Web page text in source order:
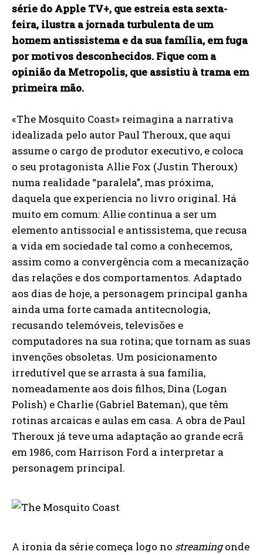
série do Apple TV+, que estreia esta sexta-
feira, ilustra a jornada turbulenta de um
homem antissistema e da sua família, em fuga
por motivos desconhecidos. Fique com a
opinião da Metropolis, que assistiu à trama em
primeira mão.
«The Mosquito Coast» reimagina a narrativa
idealizada pelo autor Paul Theroux, que aqui
assume o cargo de produtor executivo, e coloca
o seu protagonista Allie Fox (Justin Theroux)
numa realidade “paralela”, mas próxima,
daquela que experiencia no livro original. Há
muito em comum: Allie continua a ser um
elemento antissocial e antissistema, que recusa
a vida em sociedade tal como a conhecemos,
assim como a convergência com a mecanização
das relações e dos comportamentos. Adaptado
aos dias de hoje, a personagem principal ganha
ainda uma forte camada antitecnologia,
recusando telemóveis, televisões e
computadores na sua rotina; que tornam as suas
invenções obsoletas. Um posicionamento
irredutível que se arrasta à sua família,
nomeadamente aos dois filhos, Dina (Logan
Polish) e Charlie (Gabriel Bateman), que têm
rotinas arcaicas e aulas em casa. A obra de Paul
Theroux já teve uma adaptação ao grande ecrã
em 1986, com Harrison Ford a interpretar a
personagem principal.
A ironia da série começa logo no streamingonde